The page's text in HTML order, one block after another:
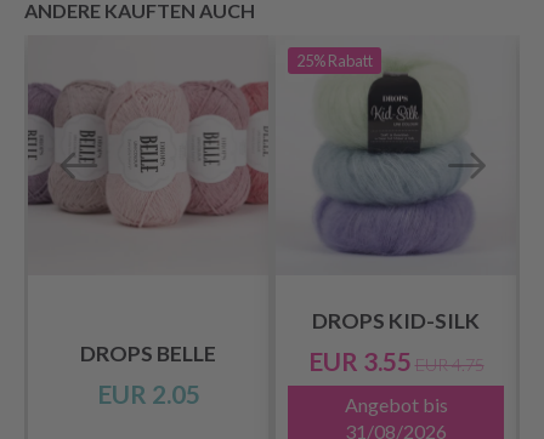
ANDERE KAUFTEN AUCH
DROPS BELLE
EUR 2.05
25%Rabatt
DROPS KID-SILK
EUR 3.55 EUR 4.75
Angebot bis
31/08/2026